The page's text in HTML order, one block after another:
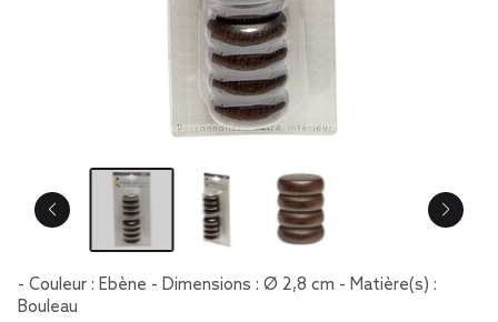
- Couleur : Ebène - Dimensions : Ø 2,8 cm - Matière(s) :
Bouleau